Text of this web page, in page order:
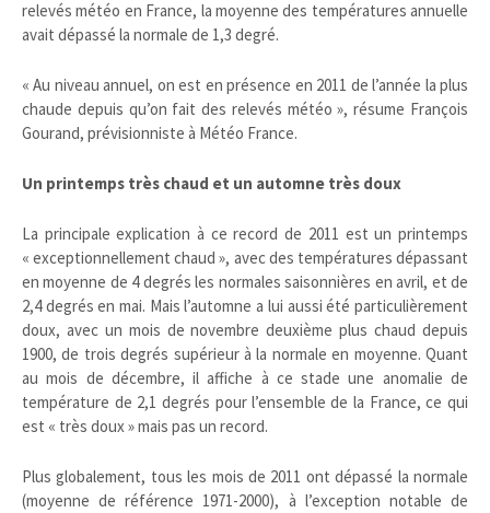
relevés météo en France, la moyenne des températures annuelle
avait dépassé la normale de 1,3 degré.
« Au niveau annuel, on est en présence en 2011 de l’année la plus
chaude depuis qu’on fait des relevés météo », résume François
Gourand, prévisionniste à Météo France.
Un printemps très chaud et un automne très doux
La principale explication à ce record de 2011 est un printemps
« exceptionnellement chaud », avec des températures dépassant
en moyenne de 4 degrés les normales saisonnières en avril, et de
2,4 degrés en mai. Mais l’automne a lui aussi été particulièrement
doux, avec un mois de novembre deuxième plus chaud depuis
1900, de trois degrés supérieur à la normale en moyenne. Quant
au mois de décembre, il affiche à ce stade une anomalie de
température de 2,1 degrés pour l’ensemble de la France, ce qui
est « très doux » mais pas un record.
Plus globalement, tous les mois de 2011 ont dépassé la normale
(moyenne de référence 1971-2000), à l’exception notable de